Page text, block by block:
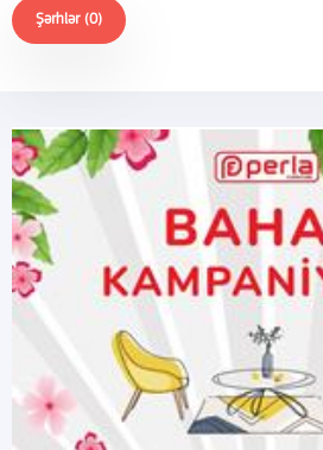
Şərhlər (0)